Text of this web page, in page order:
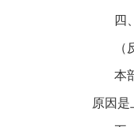
四
本
原因